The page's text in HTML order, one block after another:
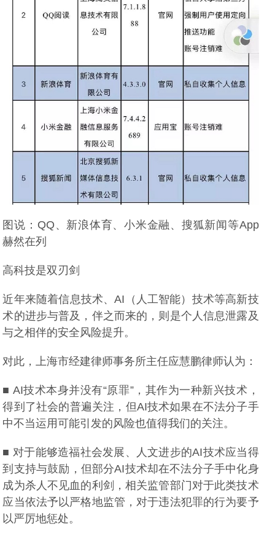
图说：QQ、新浪体育、小米金融、搜狐新闻等App
赫然在列
高科技是双刃剑
近年来随着信息技术、AI（人工智能）技术等高新技
术的进步与普及，伴之而来的，则是个人信息泄露及
与之相伴的安全风险提升。
对此，上海市经建律师事务所主任应慧鹏律师认为：
■ AI技术本身并没有“原罪”，其作为一种新兴技术，
得到了社会的普遍关注，但AI技术如果在不法分子手
中不当运用可能引发的风险也值得我们的关注。
■ 对于能够造福社会发展、人文进步的AI技术应当得
到支持与鼓励，但部分AI技术却在不法分子手中化身
成为杀人不见血的利剑，相关监管部门对于此类技术
应当依法予以严格地监管，对于违法犯罪的行为要予
以严厉地惩处。